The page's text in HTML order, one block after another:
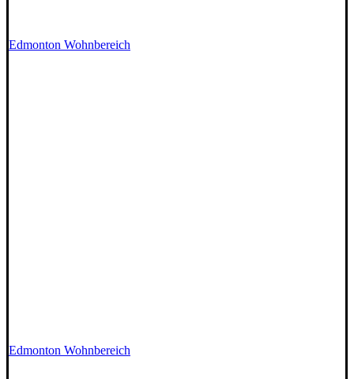
Edmonton Wohnbereich
Edmonton Wohnbereich